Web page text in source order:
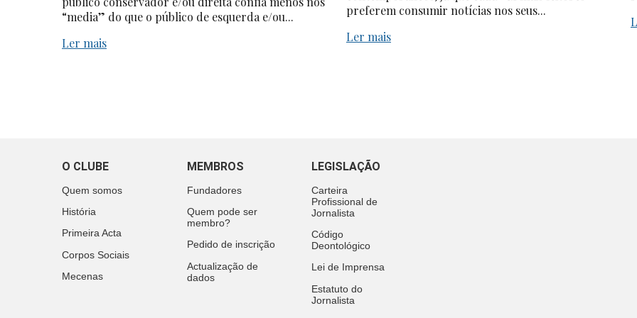
“media” do que o público de esquerda e/ou...
Ler mais
preferem consumir notícias nos seus...
Ler mais
O CLUBE
Quem somos
História
Primeira Acta
Corpos Sociais
Mecenas
MEMBROS
Fundadores
Quem pode ser
membro?
Pedido de inscrição
Actualização de
dados
LEGISLAÇÃO
Carteira
Profissional de
Jornalista
Código
Deontológico
Lei de Imprensa
Estatuto do
Jornalista